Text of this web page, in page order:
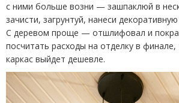
с ними больше возни — зашпаклюй в
зачисти, загрунтуй, нанеси
С деревом проще — отшлифовал и
посчитать расходы на отделку в
каркас выйдет дешевле.